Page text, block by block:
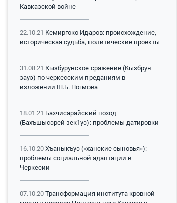
Кавказской войне
22.10.21 Кемиргоко Идаров: происхождение,
историческая судьба, политические проекты
31.08.21 Кызбурунское сражение (Кызбрун
зауэ) по черкесским преданиям в
изложении Ш.Б. Ногмова
18.01.21 Бахчисарайский поход
(Бахъшысэрей зек1уэ): проблемы датировки
16.10.20 Хъаныкъуэ («ханские сыновья»):
проблемы социальной адаптации в
Черкесии
07.10.20 Трансформация института кровной